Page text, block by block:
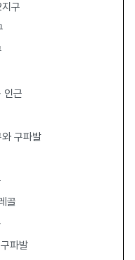
구
인근
구파발
골
파발